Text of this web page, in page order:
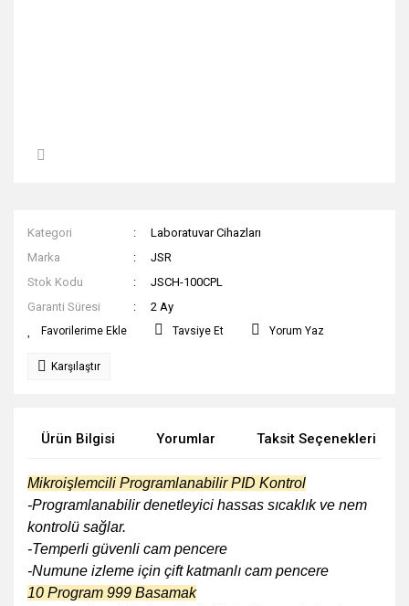
Kategori
Laboratuvar Cihazları
Marka
JSR
Stok Kodu
JSCH-100CPL
Garanti Süresi
2 Ay
Tavsiye Et Yorum Yaz
Karşılaştır
Ürün Bilgisi Yorumlar Taksit Seçenekleri
Mikroişlemcili Programlanabilir PID Kontrol
-Programlanabilir denetleyici hassas sıcaklık ve nem
kontrolü sağlar.
-Temperli güvenli cam pencere
-Numune izleme için çift katmanlı cam pencere
10 Program 999 Basamak